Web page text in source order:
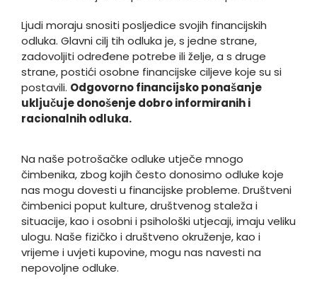
Ljudi moraju snositi posljedice svojih financijskih
odluka. Glavni cilj tih odluka je, s jedne strane,
zadovoljiti određene potrebe ili želje, a s druge
strane, postići osobne financijske ciljeve koje su si
postavili. Odgovorno financijsko ponašanje
uključuje donošenje dobro informiranih i
racionalnih odluka.
Na naše potrošačke odluke utječe mnogo
čimbenika, zbog kojih često donosimo odluke koje
nas mogu dovesti u financijske probleme. Društveni
čimbenici poput kulture, društvenog staleža i
situacije, kao i osobni i psihološki utjecaji, imaju veliku
ulogu. Naše fizičko i društveno okruženje, kao i
vrijeme i uvjeti kupovine, mogu nas navesti na
nepovoljne odluke.